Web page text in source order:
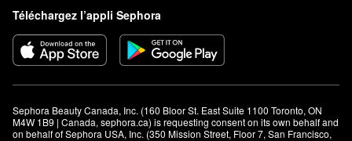
Téléchargez l’appli Sephora
Sephora Beauty Canada, Inc. (160 Bloor St. East Suite 1100 Toronto, ON
M4W 1B9 | Canada, sephora.ca) is requesting consent on its own behalf and
on behalf of Sephora USA, Inc. (350 Mission Street, Floor 7, San Francisco,